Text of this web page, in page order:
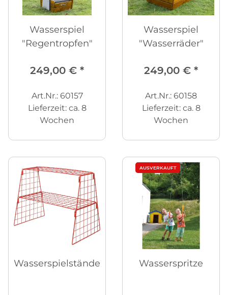
Wasserspiel
"Regentropfen"
249,00 € *
Art.Nr.: 60157
Lieferzeit: ca. 8
Wochen
Wasserspiel
"Wasserräder"
249,00 € *
Art.Nr.: 60158
Lieferzeit: ca. 8
Wochen
Wasserspielständer
AUSVERKAUFT
Wasserspritze